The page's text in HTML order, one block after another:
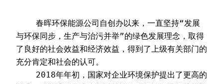
与环保同步，生产与治污并举”的绿色发展理念，取得
了良好的社会效益和经济效益，得到了上级有关部门的
充分肯定和社会的认可。